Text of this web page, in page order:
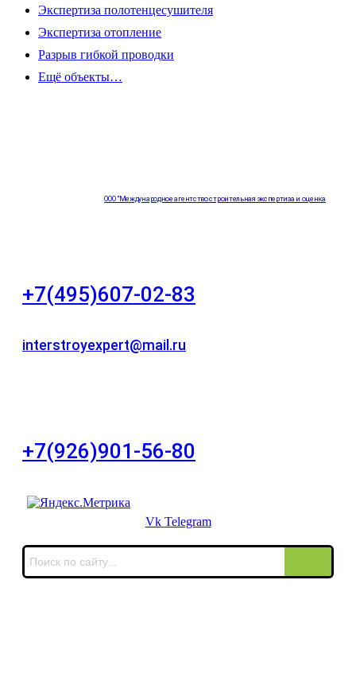
Экспертиза полотенцесушителя
Экспертиза отопление
Разрыв гибкой проводки
Ещё объекты…
ООО "Международное агентство строительная экспертиза и оценка
+7(495)607-02-83
interstroyexpert@mail.ru
+7(926)901-56-80
Vk Telegram